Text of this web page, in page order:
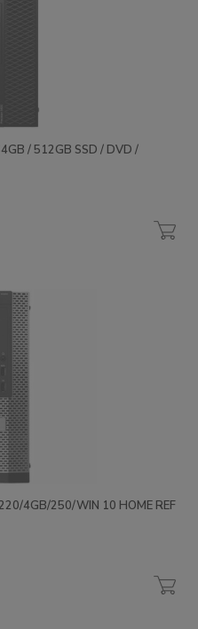
/ 512GB SSD / DVD /
4GB/250/WIN 10 HOME REF